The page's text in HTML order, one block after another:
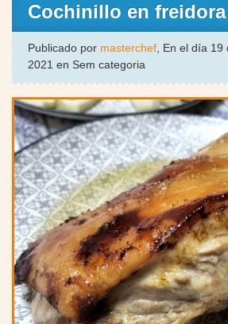
Cochinillo en
Publicado por masterchef, En el día 19
2021 en Sem categoria